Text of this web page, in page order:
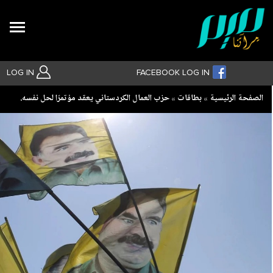
LOG IN FACEBOOK LOG IN
بحث متقدم
Breadcrumb
الصفحة الرئيسية بطاقات ‏حزب العمال الكردستاني يعقد مؤتمرًا لحل نفسه.